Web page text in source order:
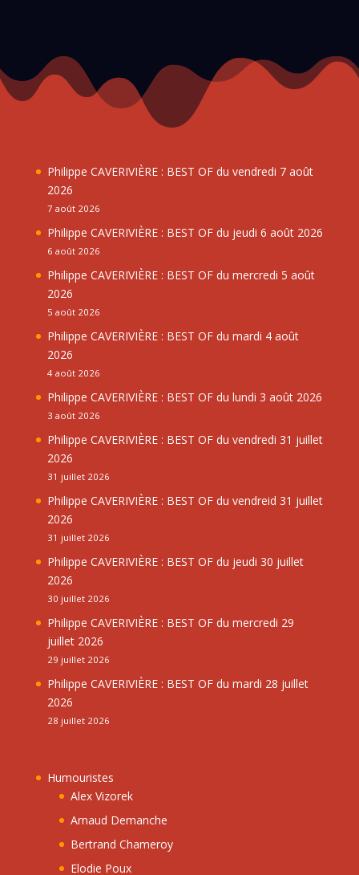
Philippe CAVERIVIÈRE : BEST OF du vendredi 7 août
2026
7 août 2026
Philippe CAVERIVIÈRE : BEST OF du jeudi 6 août 2026
6 août 2026
Philippe CAVERIVIÈRE : BEST OF du mercredi 5 août
2026
5 août 2026
Philippe CAVERIVIÈRE : BEST OF du mardi 4 août
2026
4 août 2026
Philippe CAVERIVIÈRE : BEST OF du lundi 3 août 2026
3 août 2026
Philippe CAVERIVIÈRE : BEST OF du vendredi 31 juillet
2026
31 juillet 2026
Philippe CAVERIVIÈRE : BEST OF du vendreid 31 juillet
2026
31 juillet 2026
Philippe CAVERIVIÈRE : BEST OF du jeudi 30 juillet
2026
30 juillet 2026
Philippe CAVERIVIÈRE : BEST OF du mercredi 29
juillet 2026
29 juillet 2026
Philippe CAVERIVIÈRE : BEST OF du mardi 28 juillet
2026
28 juillet 2026
Humouristes
Alex Vizorek
Arnaud Demanche
Bertrand Chameroy
Elodie Poux